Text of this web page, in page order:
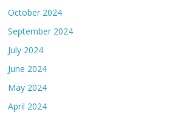
October 2024
September 2024
July 2024
June 2024
May 2024
April 2024